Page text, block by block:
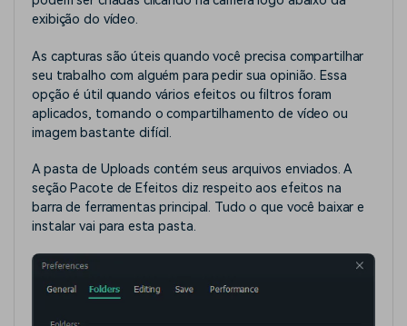
exibição do vídeo.
As capturas são úteis quando você precisa compartilhar
seu trabalho com alguém para pedir sua opinião. Essa
opção é útil quando vários efeitos ou filtros foram
aplicados, tornando o compartilhamento de vídeo ou
imagem bastante difícil.
A pasta de Uploads contém seus arquivos enviados. A
seção Pacote de Efeitos diz respeito aos efeitos na
barra de ferramentas principal. Tudo o que você baixar e
instalar vai para esta pasta.